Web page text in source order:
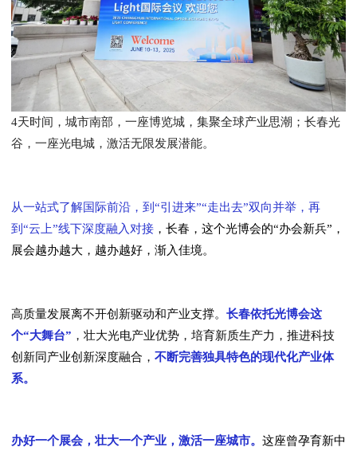
4天时间，城市南部， 一座博览城，集聚全球产业思潮；长春光
谷，一座光电城，激活无限发展潜能。
从一站式了解国际前沿，到“引进来”“走出去”双向并举，再
到“云上”线下深度融入对接，长春，这个光博会的“办会新兵”，
展会越办越大，越办越好，渐入佳境。
高质量发展离不开创新驱动和产业支撑。 长春依托光博会这
个“大舞台” ，壮大光电产业优势，培育新质生产力，推进科技
创新同产业创新深度融合， 不断完善独具特色的现代化产业体
系。
办好一个展会，壮大一个产业，激活一座城市。 这座曾孕育新中